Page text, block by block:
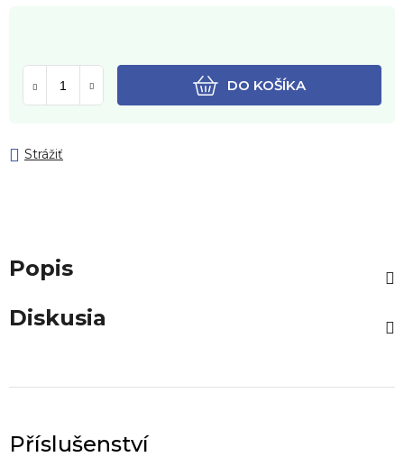
DO KOŠÍKA
Strážiť
Popis
Diskusia